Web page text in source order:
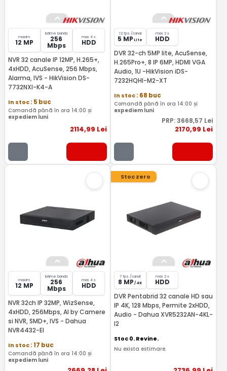
maxim
12 MP
latime banda
256
Mbps
max 4 x
HDD
NVR 32 canale IP 12MP, H.265+,
4xHDD, AcuSense, 256 Mbps,
Alarma, IVS - HikVision DS-
7732NXI-K4-A
In stoc: 5 buc
Comandă până în ora 14:00 și
expediem luni
2114,99 Lei
12 fps /canal
5 MP Lite
max 2 x
HDD
DVR 32-ch 5MP lite, AcuSense,
H.265Pro+, 8 IP 6MP, HDMI VGA
Audio, 1U -HikVision iDS-
7232HQHI-M2-XT
In stoc: 68 buc
Comandă până în ora 14:00 și
expediem luni
PRP:3668,57 Lei
2170,99 Lei
maxim
12 MP
latime banda
256
Mbps
max 4 x
HDD
NVR 32ch IP 32MP, WizSense,
4xHDD, 256Mbps, AI by Camere
si NVR, SMD+, IVS - Dahua
NVR4432-EI
In stoc: 17 buc
Comandă până în ora 14:00 și
expediem luni
Stoc zero
7 fps /canal
8 MP / 4K
max 2 x
HDD
DVR Pentabrid 32 canale HD sau
IP 4K, 128 Mbps, Permite 2xHDD,
Audio - Dahua XVR5232AN-4KL-
I2
Stoc 0. Revine.
Nu exista estimare.